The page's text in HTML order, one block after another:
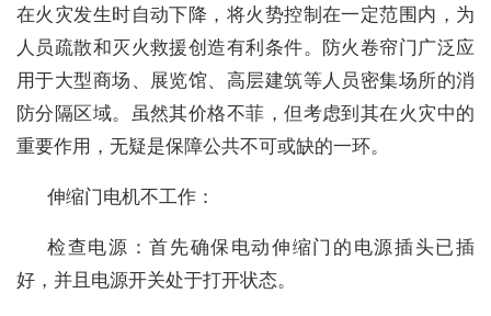
在火灾发生时自动下降，将火势控制在一定范围内，为
人员疏散和灭火救援创造有利条件。防火卷帘门广泛应
用于大型商场、展览馆、高层建筑等人员密集场所的消
防分隔区域。虽然其价格不菲，但考虑到其在火灾中的
重要作用，无疑是保障公共不可或缺的一环。
伸缩门电机不工作：
检查电源：首先确保电动伸缩门的电源插头已插
好，并且电源开关处于打开状态。